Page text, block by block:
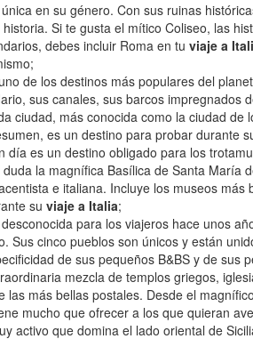
en su género. Con sus ruinas
Si te gusta el mítico Coliseo, las
debes incluir Roma en tu viaje a
de los destinos más populares del
sus canales, sus barcos
ciudad, más conocida como la ciudad
es un destino para probar durante
día es un destino obligado para los
la magnífica Basílica de Santa María
e italiana. Incluye los museos
su viaje a Italia;
para los viajeros hace unos
Sus cinco pueblos son únicos y están
de sus pequeños B&BS y de sus
mezcla de templos griegos,
las más bellas postales. Desde el
mucho que ofrecer a los que quieran
activo que domina el lado oriental de